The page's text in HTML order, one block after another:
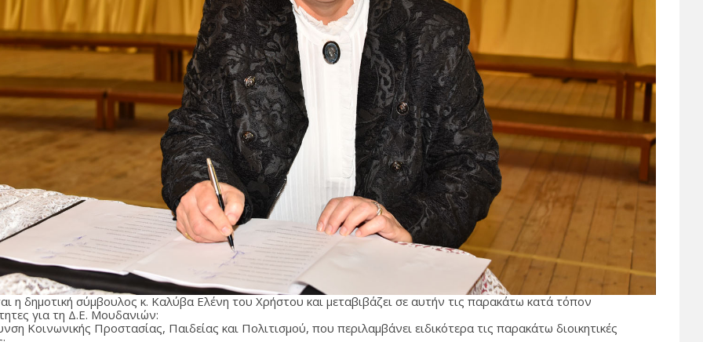
η δημοτική σύμβουλος κ. Καλύβα Ελένη του Χρήστου και μεταβιβάζει σε αυτήν τις παρακάτω κατά τόπον
για τη Δ.Ε. Μουδανιών:
Κοινωνικής Προστασίας, Παιδείας και Πολιτισμού, που περιλαμβάνει ειδικότερα τις παρακάτω διοικητικές